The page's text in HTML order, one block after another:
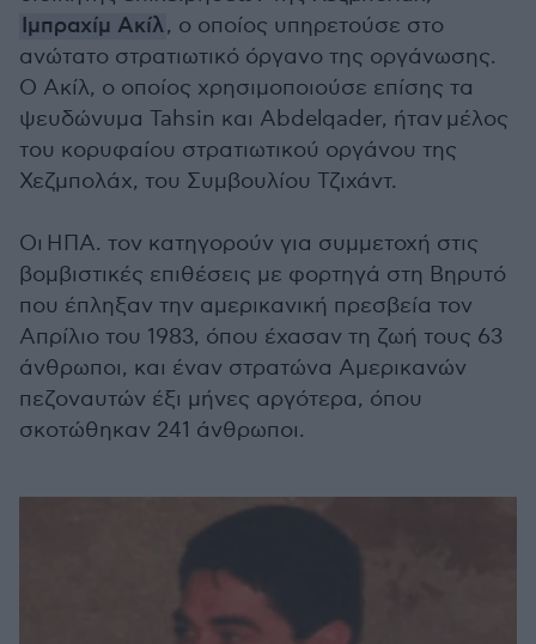
Ιμπραχίμ Ακίλ, ο οποίος υπηρετούσε στο
ανώτατο στρατιωτικό όργανο της οργάνωσης.
Ο Ακίλ, ο οποίος χρησιμοποιούσε επίσης τα
ψευδώνυμα Tahsin και Abdelqader, ήταν μέλος
του κορυφαίου στρατιωτικού οργάνου της
Χεζμπολάχ, του Συμβουλίου Τζιχάντ.
Οι ΗΠΑ. τον κατηγορούν για συμμετοχή στις
βομβιστικές επιθέσεις με φορτηγά στη Βηρυτό
που έπληξαν την αμερικανική πρεσβεία τον
Απρίλιο του 1983, όπου έχασαν τη ζωή τους 63
άνθρωποι, και έναν στρατώνα Αμερικανών
πεζοναυτών έξι μήνες αργότερα, όπου
σκοτώθηκαν 241 άνθρωποι.